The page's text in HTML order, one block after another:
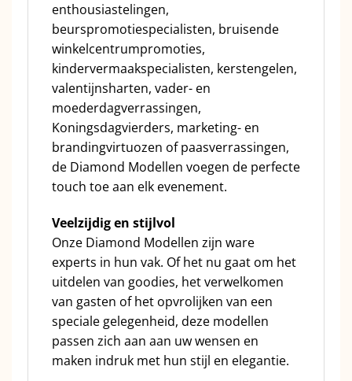
enthousiastelingen,
beurspromotiespecialisten, bruisende
winkelcentrumpromoties,
kindervermaakspecialisten, kerstengelen,
valentijnsharten, vader- en
moederdagverrassingen,
Koningsdagvierders, marketing- en
brandingvirtuozen of paasverrassingen,
de Diamond Modellen voegen de perfecte
touch toe aan elk evenement.
Veelzijdig en stijlvol
Onze Diamond Modellen zijn ware
experts in hun vak. Of het nu gaat om het
uitdelen van goodies, het verwelkomen
van gasten of het opvrolijken van een
speciale gelegenheid, deze modellen
passen zich aan aan uw wensen en
maken indruk met hun stijl en elegantie.